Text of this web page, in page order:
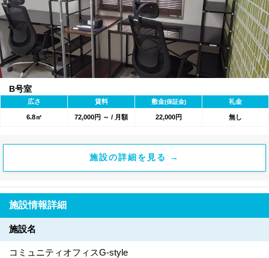
B号室
広さ 賃料 敷金(保証金) 礼金
6.8㎡ 72,000円 ～ / 月額 22,000円 無し
施設の詳細を見る →
施設情報詳細
施設名
コミュニティオフィスG-style